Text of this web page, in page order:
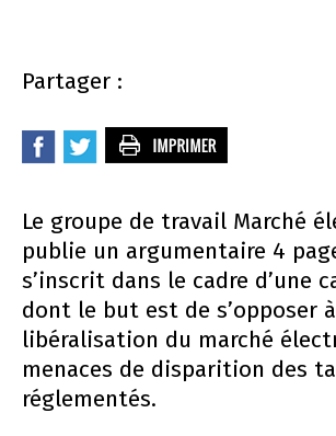
Partager :
Le groupe de travail Marché
publie un argumentaire 4
s’inscrit dans le cadre d’une
dont le but est de s’opposer
libéralisation du marché
menaces de disparition des
réglementés.